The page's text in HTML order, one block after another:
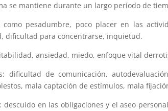
se mantiene durante un largo período de
como pesadumbre, poco placer en las
dificultad para concentrarse, inquietud.
ansiedad, miedo, enfoque vital
dificultad de comunicación,
mala captación de estímulos, mala
descuido en las obligaciones y el aseo